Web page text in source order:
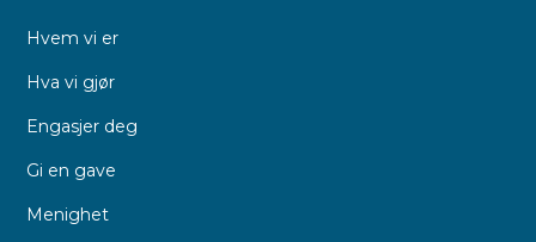
Hvem vi er
Hva vi gjør
Engasjer deg
Gi en gave
Menighet